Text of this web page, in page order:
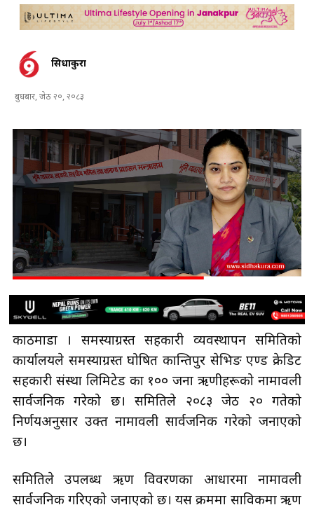
सिधाकुरा
बुधबार, जेठ २०, २०८३
काठमाडौँ । समस्याग्रस्त सहकारी व्यवस्थापन समितिको
कार्यालयले समस्याग्रस्त घोषित कान्तिपुर सेभिङ एण्ड क्रेडिट
सहकारी संस्था लिमिटेड का १०० जना ऋणीहरूको नामावली
सार्वजनिक गरेको छ। समितिले २०८३ जेठ २० गतेको
निर्णयअनुसार उक्त नामावली सार्वजनिक गरेको जनाएको
छ।
समितिले उपलब्ध ऋण विवरणका आधारमा नामावली
सार्वजनिक गरिएको जनाएको छ। यस क्रममा साविकमा ऋण